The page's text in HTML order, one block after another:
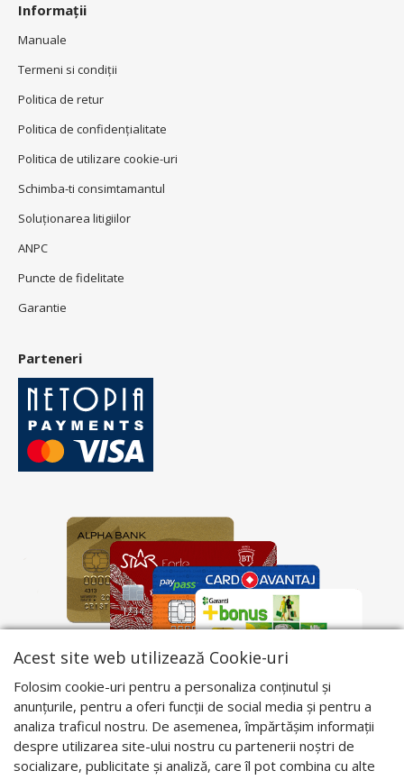
Informații
Manuale
Termeni si condiţii
Politica de retur
Politica de confidenţialitate
Politica de utilizare cookie-uri
Schimba-ti consimtamantul
Soluționarea litigiilor
ANPC
Puncte de fidelitate
Garantie
Parteneri
Acest site web utilizează Cookie-uri
Folosim cookie-uri pentru a personaliza conținutul și
anunțurile, pentru a oferi funcții de social media și pentru a
analiza traficul nostru. De asemenea, împărtășim informații
despre utilizarea site-ului nostru cu partenerii noștri de
socializare, publicitate și analiză, care îl pot combina cu alte